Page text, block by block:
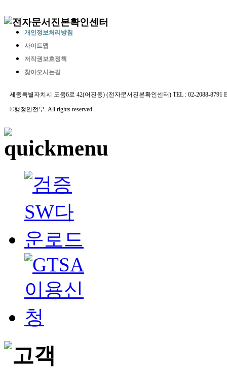
개인정보처리방침
사이트맵
저작권보호정책
찾아오시는길
세종특별자치시 도움6로 42(어진동) (전자문서진본확인센터) TEL : 02-2088-8791
©행정안전부. All rights reserved.